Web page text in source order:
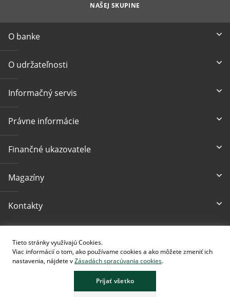
Tieto stránky využívajú Cookies.
Viac informácií o tom, ako používame cookies a ako môžete zmeniť ich
nastavenia, nájdete vZásadách spracúvania cookies.
Prijať všetko
NAŠEJ SKUPINE
O banke
O udržateľnosti
Informačný servis
Právne informácie
Finančné ukazovatele
Magazíny
Kontakty